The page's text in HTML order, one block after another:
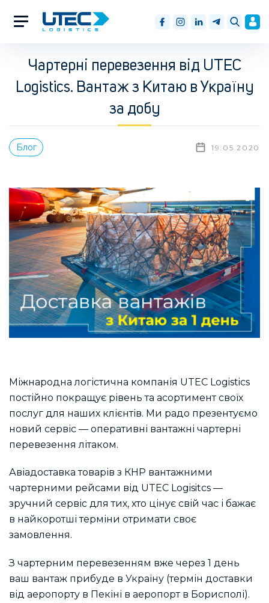
Чартерні перевезення від UTEC
Logistics. Вантаж з Китаю в Україну
за добу
Блог 19.05.2020
Міжнародна логістична компанія UTEC Logistics
постійно покращує рівень та асортимент своїх
послуг для наших клієнтів. Ми радо презентуємо
новий сервіс — оперативні вантажні чартерні
перевезення літаком.
Авіадоставка товарів з КНР вантажними
чартерними рейсами від UTEC Logisitcs —
зручний сервіс для тих, хто цінує свій час і бажає
в найкоротші терміни отримати своє
замовлення.
З чартерним перевезенням вже через 1 день
ваш вантаж прибуде в Україну (термін доставки
від аеропорту в Пекіні в аеропорт в Борисполі).